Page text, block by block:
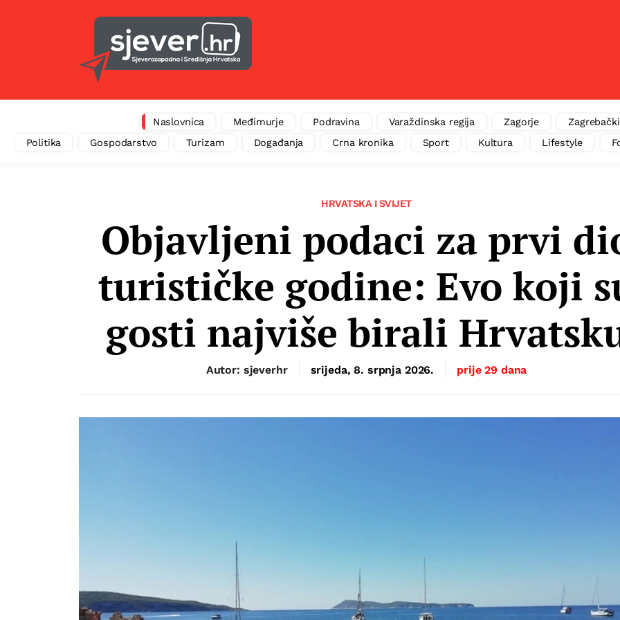
Naslovnica Međimurje Podravina Varaždinska regija Zagorje
Politika
Gospodarstvo Turizam Događanja Crna kronika Sport Kultura Lifestyle
HRVATSKA I SVIJET
Objavljeni podaci za prvi
turističke godine: Evo koji
gosti najviše birali
Autor: sjeverhr srijeda, 8. srpnja 2026. prije 29 dana